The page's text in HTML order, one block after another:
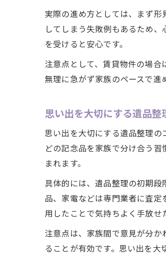
実際の進め方としては、まず
してしまう失敗例もあるため
を受けると安心です。
注意点として、賃貸物件の場合
無理に急がず家族のペースで進
思い出を大切にする遺品整
思い出を大切にする遺品整理
どの記念品を家族で分け合う
まれます。
具体的には、遺品整理の初期
品、家電などは専門業者に査
用したことで気持ちよく手放せ
注意点は、家族間で意見が分
ることが有効です。思い出を大